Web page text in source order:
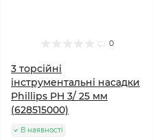
0
3 торсійні
інструментальні насадки
Phillips PH 3/ 25 мм
(628515000)
В наявності